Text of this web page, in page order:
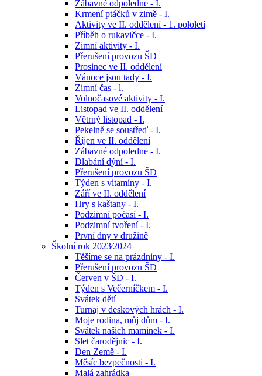
Zábavné odpoledne - I.
Krmení ptáčků v zimě - I.
Aktivity ve II. oddělení - 1. pololetí
Příběh o rukavičce - I.
Zimní aktivity - I.
Přerušení provozu ŠD
Prosinec ve II. oddělení
Vánoce jsou tady - I.
Zimní čas - l.
Volnočasové aktivity - I.
Listopad ve II. oddělení
Větrný listopad - I.
Pekelně se soustřeď - I.
Říjen ve II. oddělení
Zábavné odpoledne - I.
Dlabání dýní - I.
Přerušení provozu ŠD
Týden s vitamíny - I.
Září ve II. oddělení
Hry s kaštany - I.
Podzimní počasí - I.
Podzimní tvoření - I.
První dny v družině
Školní rok 2023⁄2024
Těšíme se na prázdniny - I.
Přerušení provozu ŠD
Červen v ŠD - I.
Týden s Večerníčkem - I.
Svátek dětí
Turnaj v deskových hrách - I.
Moje rodina, můj dům - I.
Svátek našich maminek - I.
Slet čarodějnic - I.
Den Země - I.
Měsíc bezpečnosti - I.
Malá zahrádka